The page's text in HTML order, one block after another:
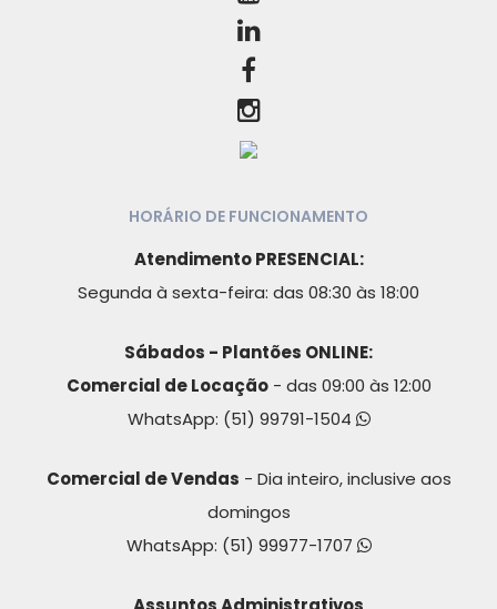
HORÁRIO DE FUNCIONAMENTO
Atendimento PRESENCIAL:
Segunda à sexta-feira: das 08:30 às 18:00
Sábados - Plantões ONLINE:
Comercial de Locação- das 09:00 às 12:00
WhatsApp: (51) 99791-1504
Comercial de Vendas - Dia inteiro, inclusive aos
domingos
WhatsApp: (51) 99977-1707